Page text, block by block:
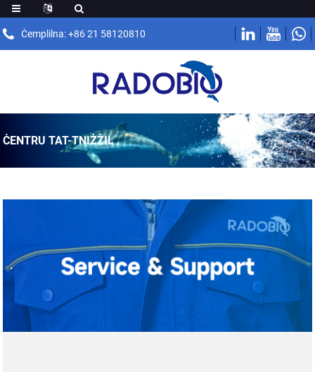
Ċemplilna: +86 21 58120810
ĊENTRU TAT-TNIŻŻIL
.